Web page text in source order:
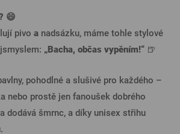
😄
pivo a nadsázku, máme tohle stylové
„Bacha, občas vypěním!“ 🍺
pohodlné a slušivé pro každého –
nebo prostě jen fanoušek dobrého
dodává šmrnc, a díky unisex střihu